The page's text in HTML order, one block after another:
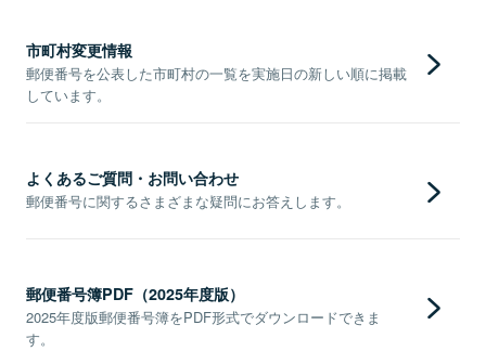
市町村変更情報
郵便番号を公表した市町村の一覧を実施日の新しい順に掲載
しています。
よくあるご質問・お問い合わせ
郵便番号に関するさまざまな疑問にお答えします。
郵便番号簿PDF（2025年度版）
2025年度版郵便番号簿をPDF形式でダウンロードできま
す。